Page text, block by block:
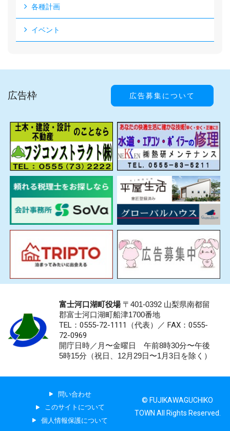
各種計画
イベント
広告枠 広告募集について
富士河口湖町役場〒401-0392 山梨県南都留
郡富士河口湖町船津1700番地
TEL：0555-72-1111 （代表）／ FAX：0555-
72-0969
開庁日時／月〜金曜日 午前8時30分〜午後
5時15分（祝日、12月29日〜1月3日を除く）
問い合わせ
このサイトについて
個人情報保護について
© FUJIKAWAGUCHIKO
TOWN All Rights Reserved.